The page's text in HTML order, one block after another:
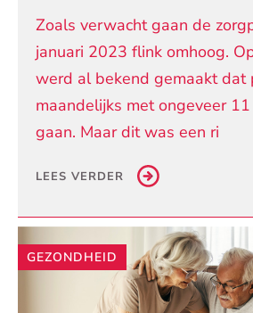
Zoals verwacht gaan de
januari 2023 flink omhoog.
werd al bekend gemaakt dat
maandelijks met ongeveer
gaan. Maar dit was een ri
LEES VERDER
GEZONDHEID